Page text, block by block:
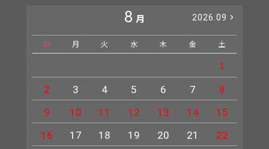
8 月 2026.09
日 月 火 水 木 金 土
1
2
3 4 5 6 7
8
9
10 11 12 13 14
15
16
17 18 19 20 21
22